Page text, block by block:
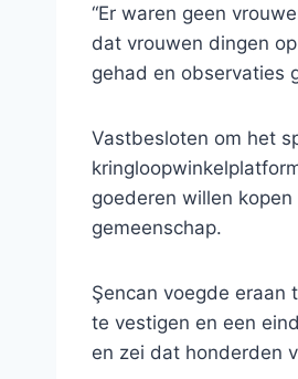
“Er waren geen
dat vrouwen dingen
gehad en observaties
Vastbesloten om het
goederen willen
gemeenschap.
Şencan voegde eraan
te vestigen en een
en zei dat honderden